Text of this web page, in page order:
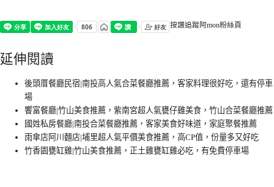
按讚追蹤阿mon粉絲頁
延伸閱讀
後頭厝餐廳民宿|南投高人氣合菜餐廳推薦，客家料理很好吃，還有停車
場
饗富餐廳|竹山美食推薦，紫南宮超人氣甕仔雞美食，竹山合菜餐廳推薦
國姓私房餐廳|南投合菜餐廳推薦，客家美食好味道，家庭聚餐推薦
雨傘店阿川麵店|埔里超人氣平價美食推薦，高CP值，份量多又好吃
竹香園甕缸雞|竹山美食推薦，正土雞甕缸雞必吃，有免費停車場